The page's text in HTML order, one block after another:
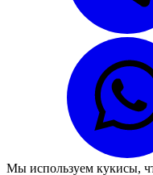
Мы используем кукисы,